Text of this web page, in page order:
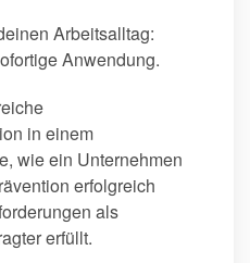
Arbeitsalltag:
Anwendung.
in einem
wie ein Unternehmen
erfolgreich
als
erfüllt.